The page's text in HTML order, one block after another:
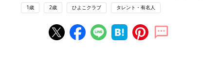
1歳 2歳 ひよこクラブ タレント・有名人